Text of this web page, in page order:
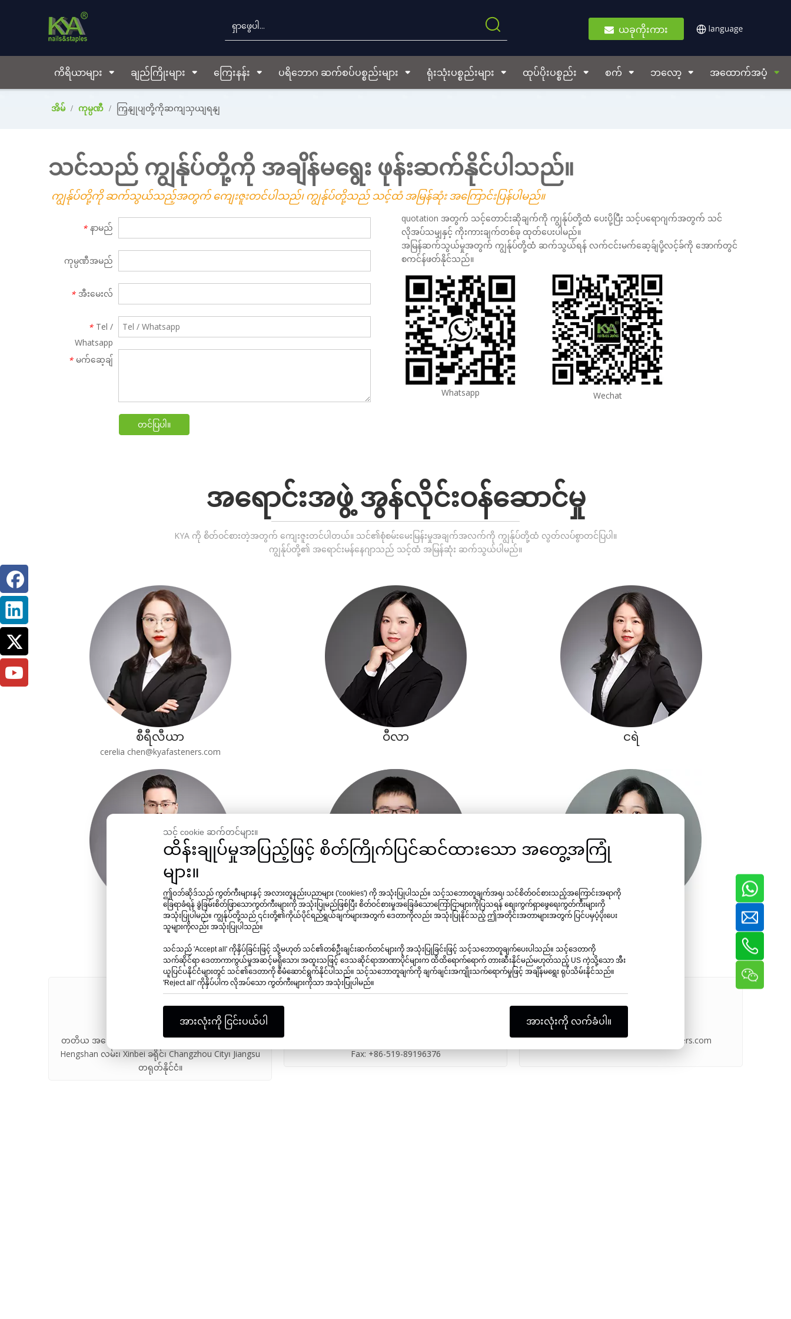
ယခုကိုးကား
ကိရိယာများ ချည်ကြိုးများ ကြေးနန်း ပရိဘောဂ ဆက်စပ်ပစ္စည်းများ ရုံးသုံးပစ္စည်းများ ထုပ်ပိုးပစ္စည်း စက် ဘလော့ အထောက်အပံ့
အိမ် / ကုမ္ပဏီ / ကြှနျုပျတို့ကိုဆကျသှယျရနျ
သင်သည် ကျွန်ုပ်တို့ကို အချိန်မရွေး ဖုန်းဆက်နိုင်ပါသည်။
ကျွန်ုပ်တို့ကို ဆက်သွယ်သည့်အတွက် ကျေးဇူးတင်ပါသည်၊ ကျွန်ုပ်တို့သည် သင့်ထံ အမြန်ဆုံး အကြောင်းပြန်ပါမည်။
* နာမည်
ကုမ္ပဏီအမည်
* အီးမေးလ်
* Tel /
Whatsapp
* မက်ဆေ့ချ်
တင်ပြပါ။
quotation အတွက် သင့်တောင်းဆိုချက်ကို ကျွန်ုပ်တို့ထံ ပေးပို့ပြီး သင့်ပရောဂျက်အတွက် သင်
လိုအပ်သမျှနှင့် ကိုးကားချက်တစ်ခု ထုတ်ပေးပါမည်။
အမြန်ဆက်သွယ်မှုအတွက် ကျွန်ုပ်တို့ထံ ဆက်သွယ်ရန် လက်ငင်းမက်ဆေ့ခ်ျပို့လင့်ခ်ကို အောက်တွင်
စကင်န်ဖတ်နိုင်သည်။
Whatsapp Wechat
အရောင်းအဖွဲ့ အွန်လိုင်းဝန်ဆောင်မှု
KYA ကို စိတ်ဝင်စားတဲ့အတွက် ကျေးဇူးတင်ပါတယ်။ သင်၏စုံစမ်းမေးမြန်းမှုအချက်အလက်ကို ကျွန်ုပ်တို့ထံ လွတ်လပ်စွာတင်ပြပါ။
ကျွန်ုပ်တို့၏ အရောင်းမန်နေဂျာသည် သင့်ထံ အမြန်ဆုံး ဆက်သွယ်ပါမည်။
စီရီလီယာ
cerelia chen@kyafasteners.com
ဝီလာ ငရဲ
ဂျက် အဲရစ်ပန် Leah Wang

တတိယ အဆောက်အဦ၊ Rongsheng Manhattan Piaza၊
Hengshan လမ်း၊ Xinbei ခရိုင်၊ Changzhou City၊ Jiangsu
တရုတ်နိုင်ငံ။
Fax: +86-519-89196376

အီးမေးလ်-cerelia chen@kyafasteners.com
သင့် cookie ဆက်တင်များ။
ထိန်းချုပ်မှုအပြည့်ဖြင့် စိတ်ကြိုက်ပြင်ဆင်ထားသော အတွေ့အကြုံ
များ။
ဤဝဘ်ဆိုဒ်သည် ကွတ်ကီးများနှင့် အလားတူနည်းပညာများ ('cookies') ကို အသုံးပြုပါသည်။ သင့်သဘောတူချက်အရ၊ သင်စိတ်ဝင်စားသည့်အကြောင်းအရာကို
ခြေရာခံရန် ခွဲခြမ်းစိတ်ဖြာသောကွတ်ကီးများကို အသုံးပြုမည်ဖြစ်ပြီး စိတ်ဝင်စားမှုအခြေခံသောကြော်ငြာများကိုပြသရန် စျေးကွက်ရှာဖွေရေးကွတ်ကီးများကို
အသုံးပြုပါမည်။ ကျွန်ုပ်တို့သည် ၎င်းတို့၏ကိုယ်ပိုင်ရည်ရွယ်ချက်များအတွက် ဒေတာကိုလည်း အသုံးပြုနိုင်သည့် ဤအတိုင်းအတာများအတွက် ပြင်ပမှပံ့ပိုးပေး
သူများကိုလည်း အသုံးပြုပါသည်။
သင်သည် 'Accept all' ကိုနှိပ်ခြင်းဖြင့် သို့မဟုတ် သင်၏တစ်ဦးချင်းဆက်တင်များကို အသုံးပြုခြင်းဖြင့် သင့်သဘောတူချက်ပေးပါသည်။ သင့်ဒေတာကို
သက်ဆိုင်ရာ ဒေတာကာကွယ်မှုအဆင့်မရှိသော၊ အထူးသဖြင့် ဒေသဆိုင်ရာအာဏာပိုင်များက ထိထိရောက်ရောက် တားဆီးနိုင်မည်မဟုတ်သည့် US ကဲ့သို့သော အီး
ယူပြင်ပနိုင်ငံများတွင် သင်၏ဒေတာကို စီမံဆောင်ရွက်နိုင်ပါသည်။ သင့်သဘောတူချက်ကို ချက်ချင်းအကျိုးသက်ရောက်မှုဖြင့် အချိန်မရွေး ရုပ်သိမ်းနိုင်သည်။
'Reject all' ကိုနှိပ်ပါက လိုအပ်သော ကွတ်ကီးများကိုသာ အသုံးပြုပါမည်။
အားလုံးကို ငြင်းပယ်ပါ အားလုံးကို လက်ခံပါ။